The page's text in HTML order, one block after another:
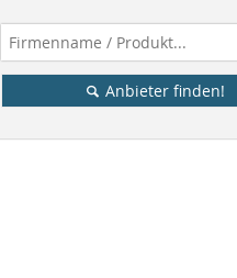
Anbieter finden!